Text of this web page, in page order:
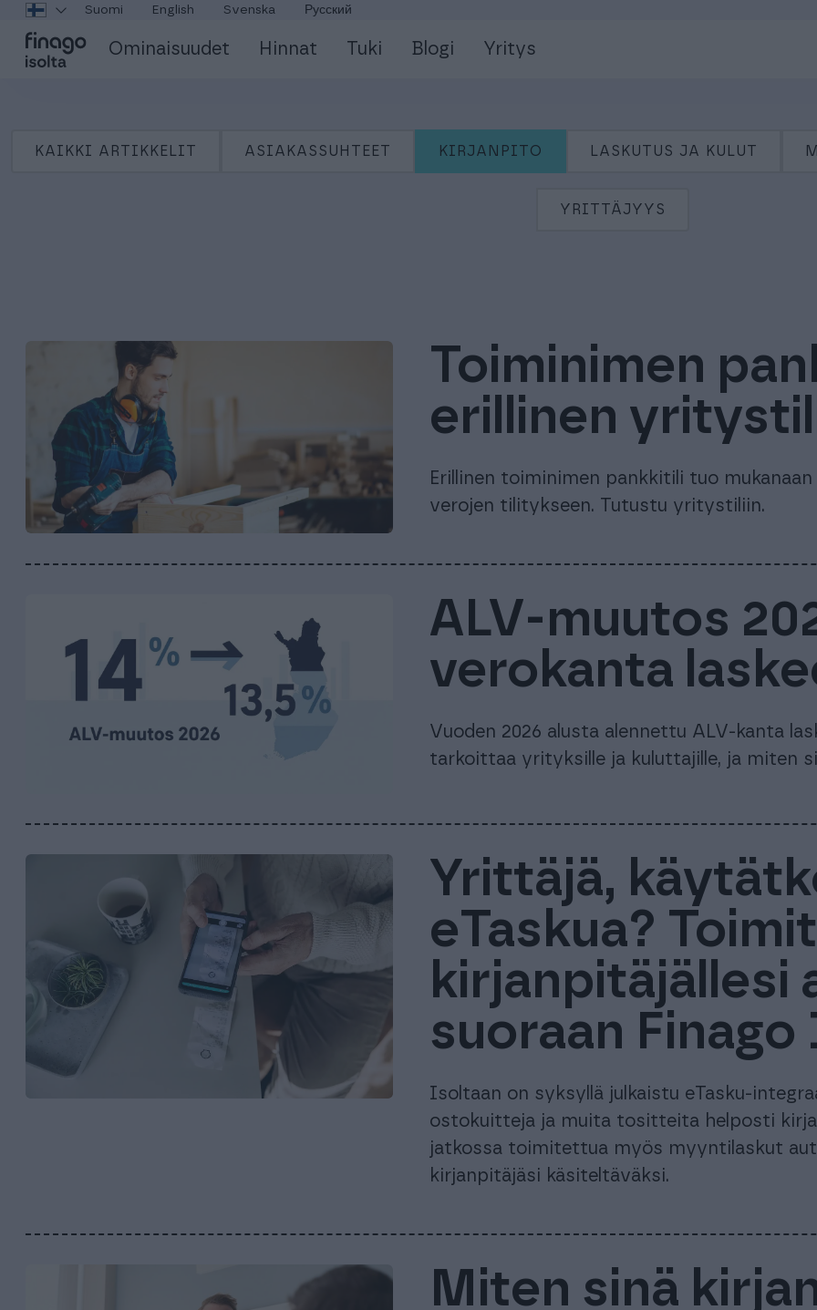
Suomi English Svenska Русский
Ominaisuudet Hinnat Tuki Blogi Yritys
KAIKKI ARTIKKELIT ASIAKASSUHTEET KIRJANPITO LASKUTUS JA KULUT
YRITTÄJYYS
Toiminimen
erillinen
Erillinen toiminimen pankkitili tuo
verojen tilitykseen. Tutustu yritystiliin.
ALV-muutos
verokanta
Vuoden 2026 alusta alennettu ALV-kanta
tarkoittaa yrityksille ja kuluttajille, ja miten
Yrittäjä,
eTaskua?
kirjanpitäjällesi
suoraan
Isoltaan on syksyllä julkaistu eTasku-
ostokuitteja ja muita tositteita helposti
jatkossa toimitettua myös myyntilaskut
kirjanpitäjäsi käsiteltäväksi.
Miten sinä